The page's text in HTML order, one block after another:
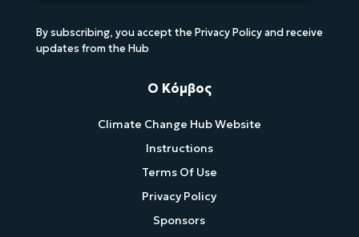
By subscribing, you accept the Privacy Policy and receive
updates from the Hub
Ο Κόμβος
Climate Change Hub Website
Instructions
Terms Of Use
Privacy Policy
Sponsors